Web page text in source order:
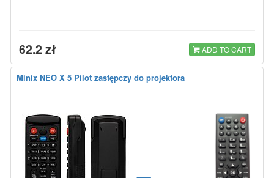
62.2 zł ADD TO CART
Minix NEO X 5 Pilot zastępczy do projektora